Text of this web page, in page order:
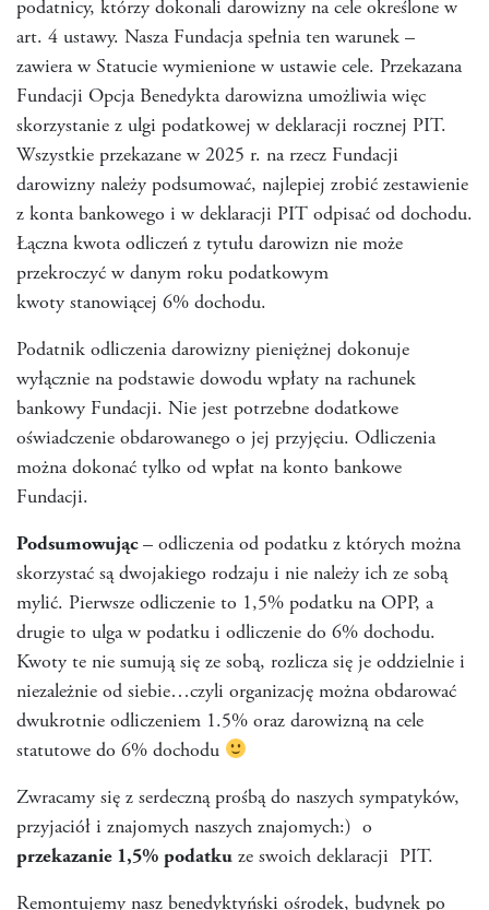
podatnicy, którzy dokonali darowizny na cele określone w
art. 4 ustawy. Nasza Fundacja spełnia ten warunek –
zawiera w Statucie wymienione w ustawie cele. Przekazana
Fundacji Opcja Benedykta darowizna umożliwia więc
skorzystanie z ulgi podatkowej w deklaracji rocznej PIT.
Wszystkie przekazane w 2025 r. na rzecz Fundacji
darowizny należy podsumować, najlepiej zrobić zestawienie
z konta bankowego i w deklaracji PIT odpisać od dochodu.
Łączna kwota odliczeń z tytułu darowizn nie może
przekroczyć w danym roku podatkowym
kwoty stanowiącej 6% dochodu.
Podatnik odliczenia darowizny pieniężnej dokonuje
wyłącznie na podstawie dowodu wpłaty na rachunek
bankowy Fundacji. Nie jest potrzebne dodatkowe
oświadczenie obdarowanego o jej przyjęciu. Odliczenia
można dokonać tylko od wpłat na konto bankowe
Fundacji.
Podsumowując– odliczenia od podatku z których można
skorzystać są dwojakiego rodzaju i nie należy ich ze sobą
mylić. Pierwsze odliczenie to 1,5% podatku na OPP, a
drugie to ulga w podatku i odliczenie do 6% dochodu.
Kwoty te nie sumują się ze sobą, rozlicza się je oddzielnie i
niezależnie od siebie…czyli organizację można obdarować
dwukrotnie odliczeniem 1.5% oraz darowizną na cele
statutowe do 6% dochodu
Zwracamy się z serdeczną prośbą do naszych sympatyków,
przyjaciół i znajomych naszych znajomych:) o
przekazanie 1,5% podatku ze swoich deklaracji PIT.
Remontujemy nasz benedyktyński ośrodek, budynek po